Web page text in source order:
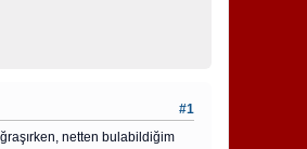
#1
netten bulabildiğim